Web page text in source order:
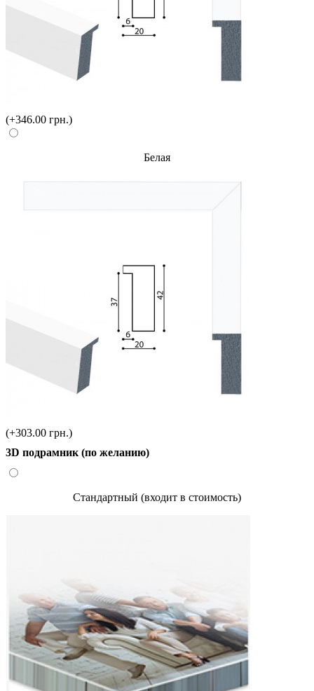
(+346.00 грн.)
Белая
(+303.00 грн.)
3D подрамник (по желанию)
Стандартный (входит в стоимость)